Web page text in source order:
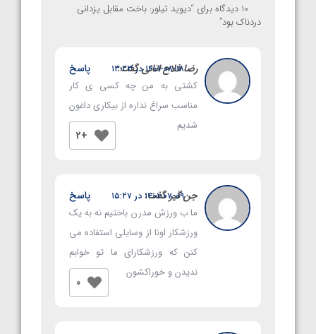
10 دیدگاه برای “
دیوید تیلور: باخت مقابل یزدانی
دردناک‌ بود”
رضا فلاح اتانیگفت: ۱۴۰۱-۰۸-۱۸ در ۱۳:۲۳
کشتی به من چه کسی ی کار
مناسب سراغ نداره از بیکاری داغون
شدیم
+2
پاسخ
جن گیرگفت:
۱۴۰۱-۰۷-۰۹ در ۱۵:۲۷
ما ب ورزش مدرن باختیم نه به یک
ورزشکار اونا از وسایلی استفاده می
کنن که ورزشکارای ما تو خوابم
ندیدن و خوراکشون
0
پاسخ